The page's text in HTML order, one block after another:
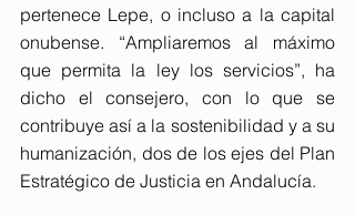
pertenece Lepe, o incluso a la capital
onubense. “Ampliaremos al máximo
que permita la ley los servicios”, ha
dicho el consejero, con lo que se
contribuye así a la sostenibilidad y a su
humanización, dos de los ejes del Plan
Estratégico de Justicia en Andalucía.